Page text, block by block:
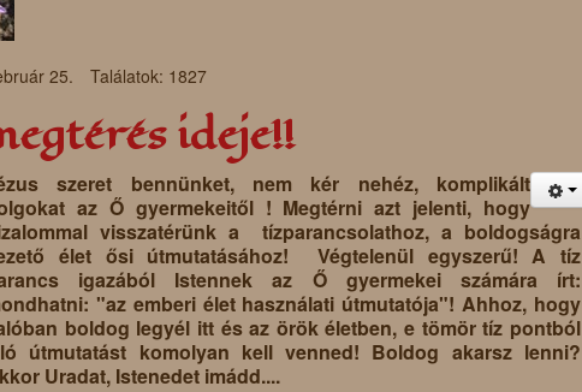
25. Találatok: 1827
ideje!!
szeret bennünket, nem kér nehéz, komplikált
az Ő gyermekeitől ! Megtérni azt jelenti, hogy
visszatérünk a tízparancsolathoz, a boldogságra
élet ősi útmutatásához! Végtelenül egyszerű! A tíz
igazából Istennek az Ő gyermekei számára írt:
"az emberi élet használati útmutatója"! Ahhoz, hogy
boldog legyél itt és az örök életben, e tömör tíz pontból
útmutatást komolyan kell venned! Boldog akarsz lenni?
Uradat, Istenedet imádd....